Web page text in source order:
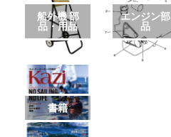
船外機 部
品・用品
エンジン部
品
書籍